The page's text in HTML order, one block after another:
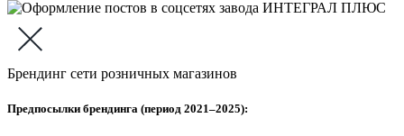
Брендинг сети розничных магазинов
Предпосылки брендинга (период 2021–2025):